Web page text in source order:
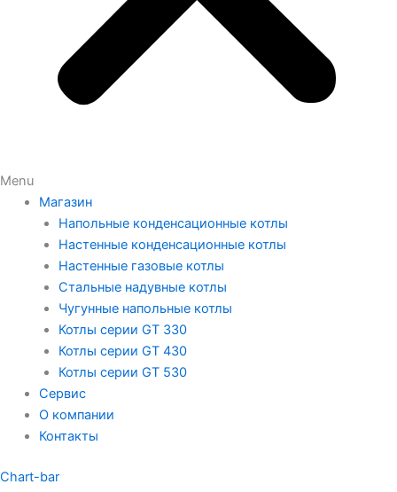
Menu
Магазин
Напольные конденсационные котлы
Настенные конденсационные котлы
Настенные газовые котлы
Стальные надувные котлы
Чугунные напольные котлы
Котлы серии GT 330
Котлы серии GT 430
Котлы серии GT 530
Сервис
О компании
Контакты
Chart-bar